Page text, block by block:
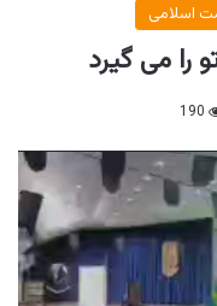
اسلامی
را می گیرد
190